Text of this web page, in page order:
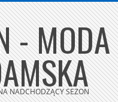
- MODA
NADCHODZĄCY SEZON